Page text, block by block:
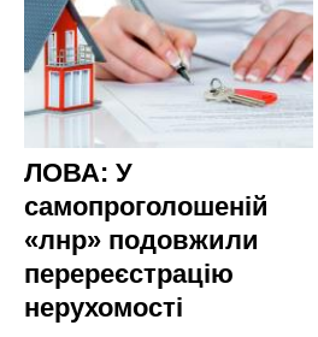
ЛОВА: У
самопроголошеній
«лнр» подовжили
перереєстрацію
нерухомості